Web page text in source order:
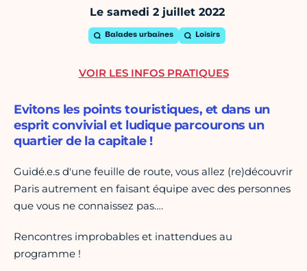
Le samedi 2 juillet 2022
Balades urbaines Loisirs
Evitons les points touristiques, et dans un
esprit convivial et ludique parcourons un
quartier de la capitale !
Guidé.e.s d'une feuille de route, vous allez (re)découvrir
Paris autrement en faisant équipe avec des personnes
que vous ne connaissez pas….
Rencontres improbables et inattendues au
programme !
VOIR LES INFOS PRATIQUES